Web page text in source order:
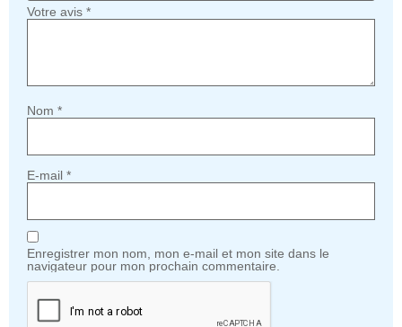
Votre avis *
Nom *
E-mail *
Enregistrer mon nom, mon e-mail et mon site dans le
navigateur pour mon prochain commentaire.